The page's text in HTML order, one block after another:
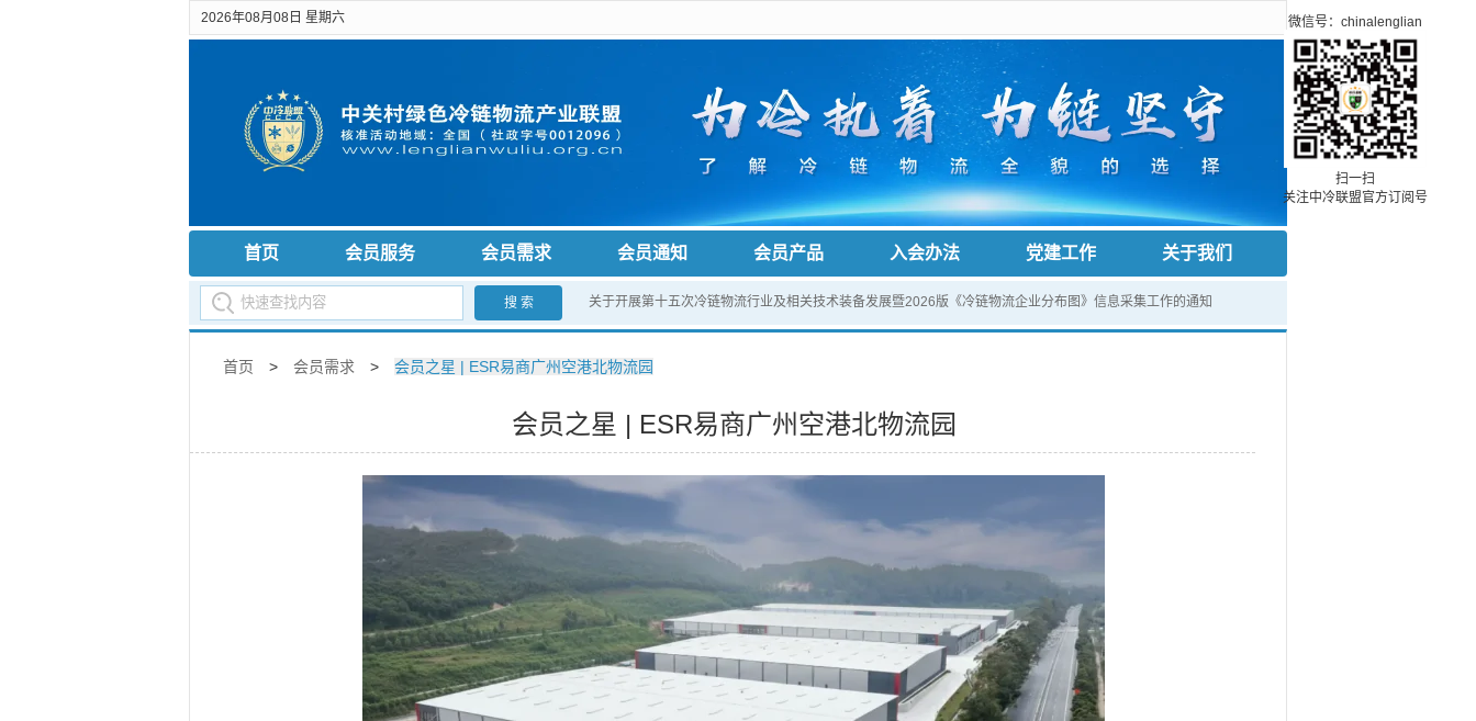
微信号：chinalenglian
扫一扫
关注中冷联盟官方订阅号
2026年08月08日 星期六
首页 会员服务 会员需求 会员通知 会员产品 入会办法 党建工作 关于我们
搜 索 关于开展第十五次冷链物流行业及相关技术装备发展暨2026版《冷链物流企业分布图》信息采集工作的通知
首页 > 会员需求 > 会员之星 | ESR易商广州空港北物流园
会员之星 | ESR易商广州空港北物流园